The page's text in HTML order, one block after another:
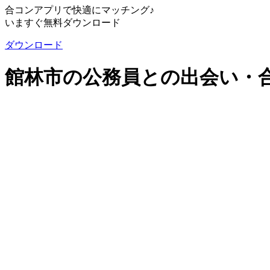
合コンアプリで快適にマッチング♪
いますぐ無料ダウンロード
ダウンロード
館林市の公務員との出会い・